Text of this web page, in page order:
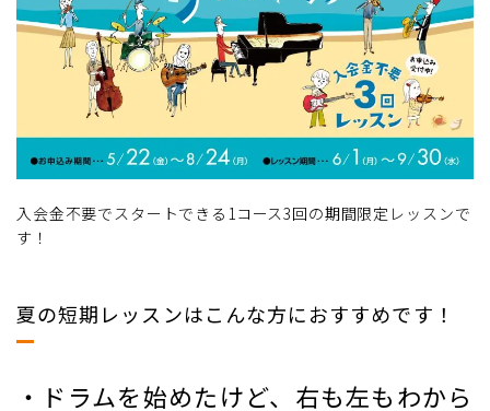
入会金不要でスタートできる1コース3回の期間限定レッスンで
す！
夏の短期レッスンはこんな方におすすめです！
・ドラムを始めたけど、右も左もわから